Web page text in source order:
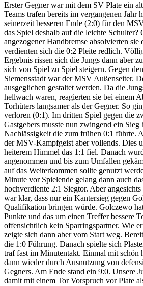
Erster Gegner war mit dem SV Plate ein
Teams trafen bereits im vergangenen Jahr
seinerzeit besseren Ende (2:0) für den
das Spiel deshalb auf die leichte Schulter?
angezogener Handbremse absolvierten
verdienten sich die 0:2 Pleite redlich.
Ergebnis rissen sich die Jungs dann aber
sich von Spiel zu Spiel steigern. Gegen
Siemensstadt war der MSV Außenseiter.
ausgeglichen gestaltet werden. Da die
hellwach waren, reagierten sie bei einem
Torhüters langsamer als der Gegner. So
verloren (0:1). Im dritten Spiel gegen die
Gastgebers musste nun zwingend ein Sieg
Nachlässigkeit die zum frühen 0:1 führte.
der MSV-Kampfgeist aber vollends. Dies
heiterem Himmel das 1:1 fiel. Danach
angenommen und bis zum Umfallen
auf das Weiterkommen sollte genutzt
Minute vor Spielende gelang dann auch
hochverdiente 2:1 Siegtor. Aber
war klar, dass nur ein Kantersieg gegen
Qualifikation bringen würde. Golczewo
Punkte und das um einen Treffer bessere
offensichtlich kein Sparringspartner. Wie
zeigte sich dann aber vom Start weg.
die 1:0 Führung. Danach spielte sich
traf fast im Minutentakt. Einmal mit schön
dann wieder durch Ausnutzung von
Gegners. Am Ende stand ein 9:0. Unsere
damit mit einem Tor Vorspruch vor Plate